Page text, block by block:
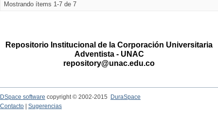
Mostrando ítems 1-7 de 7
Repositorio Institucional de la Corporación Universitaria
Adventista - UNAC
repository@unac.edu.co
DSpace software copyright © 2002-2015
DuraSpace
Contacto
Sugerencias